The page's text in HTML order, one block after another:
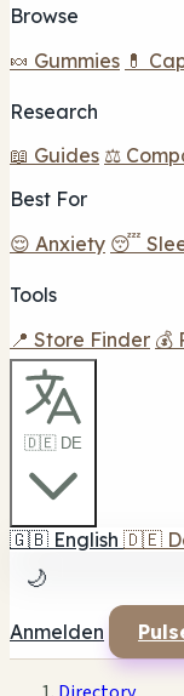
Browse
🍬 Gummies 💊
Research
📖 Guides ⚖️
Best For
😌 Anxiety 😴
Tools
📍 Store Finder 💰
🇩🇪 DE
🇬🇧 English 🇩🇪
🌙
Anmelden